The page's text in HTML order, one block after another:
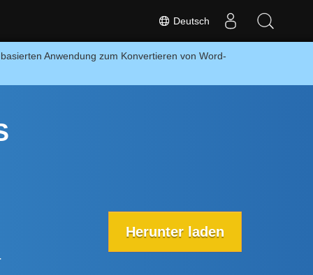
Deutsch
Anwendung zum Konvertieren von Word-
Herunter laden